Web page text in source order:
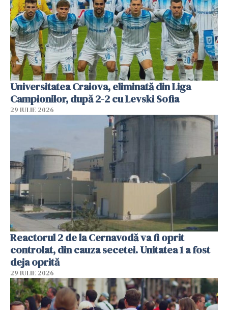
Universitatea Craiova, eliminată din Liga
Campionilor, după 2-2 cu Levski Sofia
29 IULIE 2026
Reactorul 2 de la Cernavodă va fi oprit
controlat, din cauza secetei. Unitatea 1 a fost
deja oprită
29 IULIE 2026